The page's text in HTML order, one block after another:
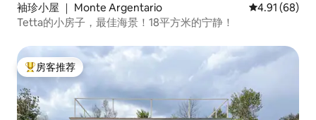
袖珍小屋 ｜ Monte Argentario 平均评分
4.91 (68)
Tetta的小房子，最佳海景！18平方米的宁静！
热门「房客推荐」
房客推荐